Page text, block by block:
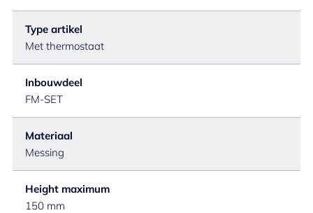
Type artikel
Met thermostaat
Inbouwdeel
FM-SET
Materiaal
Messing
Height maximum
150 mm